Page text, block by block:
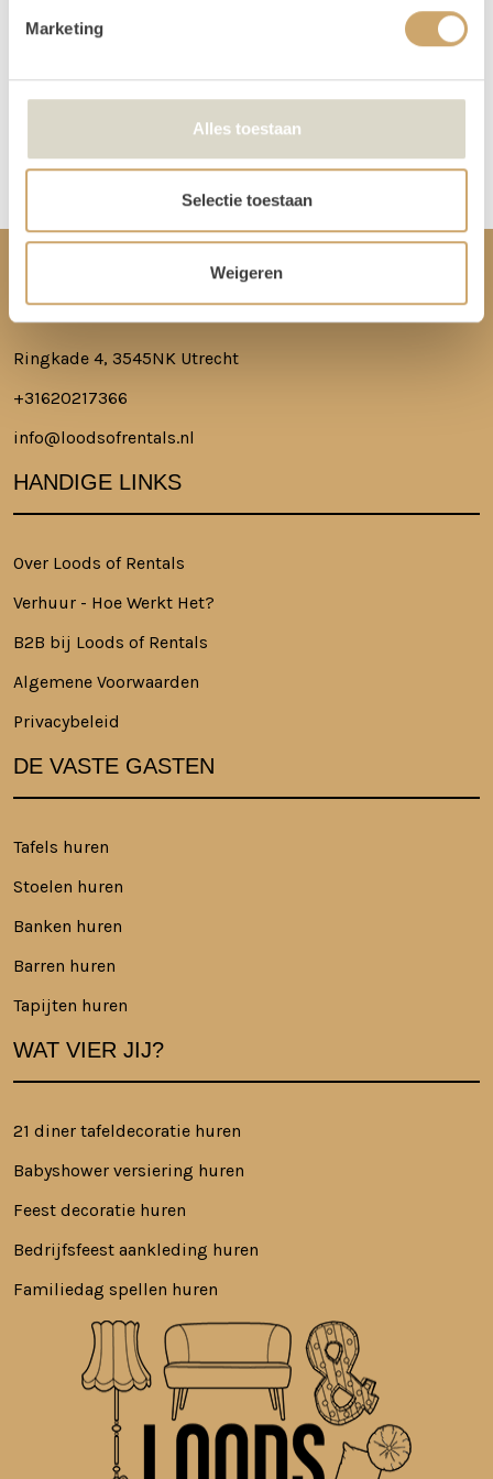
Marketing
Alles toestaan
Selectie toestaan
Weigeren
spullen.
Disclaimer: Dit product is een verhuurproduct en kan gebruikssporen bevatten zoals krassen, deuken
Ringkade 4, 3545NK Utrecht
+31620217366
info@loodsofrentals.nl
HANDIGE LINKS
Over Loods of Rentals
Verhuur - Hoe Werkt Het?
B2B bij Loods of Rentals
Algemene Voorwaarden
Privacybeleid
DE VASTE GASTEN
Tafels huren
Stoelen huren
Banken huren
Barren huren
Tapijten huren
WAT VIER JIJ?
21 diner tafeldecoratie huren
Babyshower versiering huren
Feest decoratie huren
Bedrijfsfeest aankleding huren
Familiedag spellen huren